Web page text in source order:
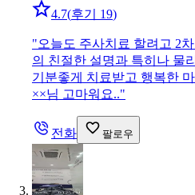
4.7(후기 19)
"오늘도 주사치료 할려고 2
의 친절한 설명과 특히나 물
기분좋게 치료받고 행복한
××님 고마워요.."
전화 팔로우